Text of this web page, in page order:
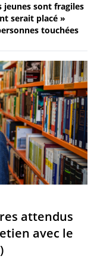
jeunes sont fragiles
serait placé »
touchées
attendus
avec le